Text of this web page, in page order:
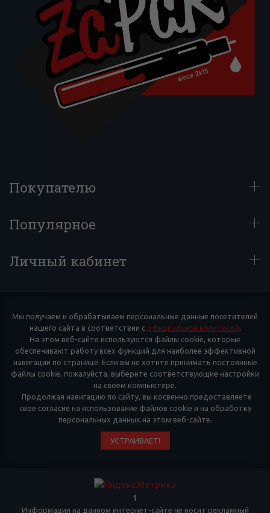
Покупателю
Популярное
Личный кабинет
Мы получаем и обрабатываем персональные данные посетителей
нашего сайта в соответствии с официальной политикой.
На этом веб-сайте используются файлы cookie, которые
обеспечивают работу всех функций для наиболее эффективной
навигации по странице. Если вы не хотите принимать постоянные
файлы cookie, пожалуйста, выберите соответствующие настройки
на своем компьютере.
. Продолжая навигацию по сайту, вы косвенно предоставляете
свое согласие на использование файлов cookie и на обработку
персональных данных на этом веб-сайте.
УСТРАИВАЕТ!
1
Информация на данном интернет-сайте не носит рекламный